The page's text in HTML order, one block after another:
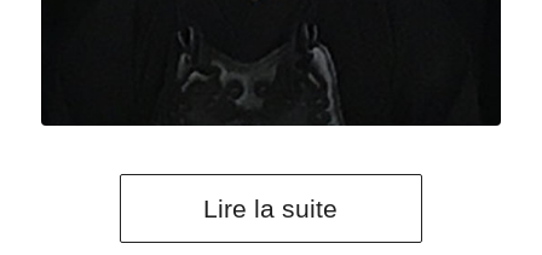
Lire la suite